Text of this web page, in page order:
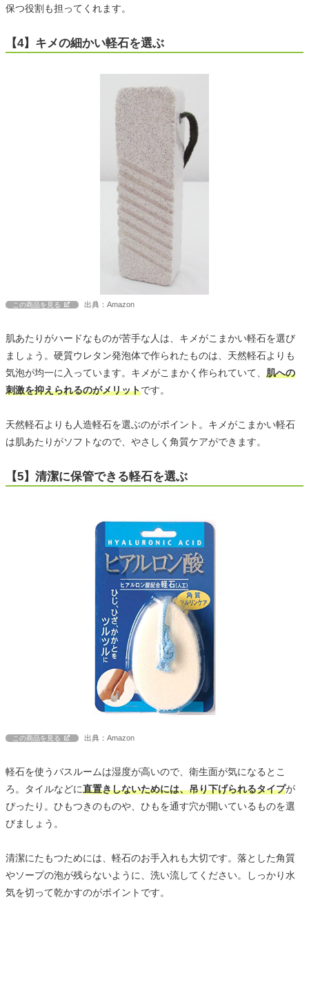
保つ役割も担ってくれます。
【4】キメの細かい軽石を選ぶ
この商品を見る 出典：Amazon
肌あたりがハードなものが苦手な人は、キメがこまかい軽石を選び
ましょう。硬質ウレタン発泡体で作られたものは、天然軽石よりも
気泡が均一に入っています。キメがこまかく作られていて、 肌への
刺激を抑えられるのがメリットです。
天然軽石よりも人造軽石を選ぶのがポイント。キメがこまかい軽石
は肌あたりがソフトなので、やさしく角質ケアができます。
【5】清潔に保管できる軽石を選ぶ
この商品を見る 出典：Amazon
軽石を使うバスルームは湿度が高いので、衛生面が気になるとこ
ろ。タイルなどに直置きしないためには、吊り下げられるタイプが
ぴったり。ひもつきのものや、ひもを通す穴が開いているものを選
びましょう。
清潔にたもつためには、軽石のお手入れも大切です。落とした角質
やソープの泡が残らないように、洗い流してください。しっかり水
気を切って乾かすのがポイントです。